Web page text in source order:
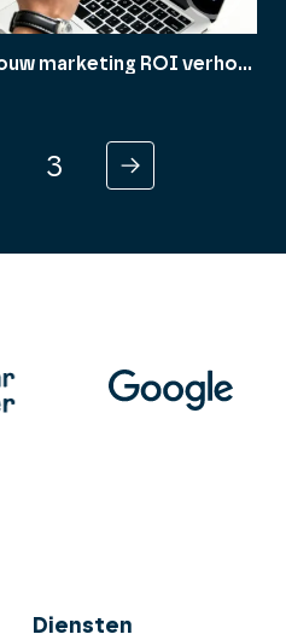
5 AI-toepassingen die jouw marketing ROI verhogen
Berichten
paginering
3
Diensten